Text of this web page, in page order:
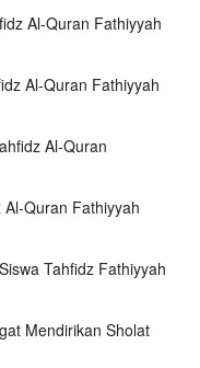
Al-Quran Fathiyyah
Al-Quran Fathiyyah
Al-Quran
Quran Fathiyyah
Tahfidz Fathiyyah
Mendirikan Sholat